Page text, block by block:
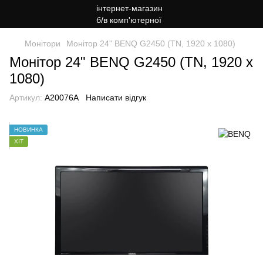
Монітори Монітор 24" BENQ G2450 (TN, 1920 x 1080)
Монітор 24" BENQ G2450 (TN, 1920 x
1080)
Артикул: A20076A Написати відгук
НОВИНКА
ХІТ